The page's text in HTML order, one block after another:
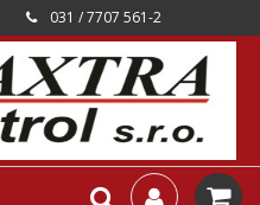
031 / 7707 561-2